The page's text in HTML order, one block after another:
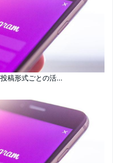
稿形式ごとの活...